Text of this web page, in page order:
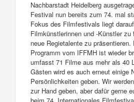
Nachbarstadt Heidelberg
Festival nun bereits zum 74. mal
Fokus des Filmfestivals liegt
Filmkünstlerinnen und -Künstler zu
neue Regietalente zu präsentieren.
Programm vom IFFMH ist wieder
umfasst 71 Filme aus mehr als 40
Gästen wird es auch erneut einige
Persönlichkeiten geben. Wir
zur Hand geben, aber dafür gerne